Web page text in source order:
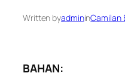
Written byadmininCamilan
BAHAN: